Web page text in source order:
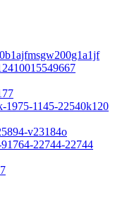
1975-1145-22540k120
v23184o
22744-22744